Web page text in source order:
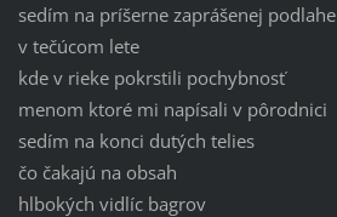
sedím na príšerne zaprášenej podlahe
v tečúcom lete
kde v rieke pokrstili pochybnosť
menom ktoré mi napísali v pôrodnici
sedím na konci dutých telies
čo čakajú na obsah
hlbokých vidlíc bagrov